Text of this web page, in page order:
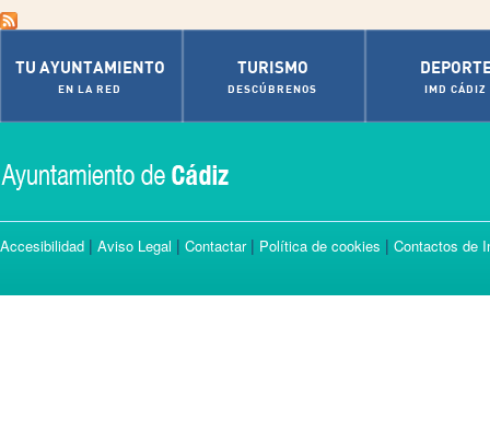
TU AYUNTAMIENTO
EN LA RED
TURISMO
DESCÚBRENOS IMD CÁDIZ
Accesibilidad | Aviso Legal | Contactar| Política de cookies | Contactos de